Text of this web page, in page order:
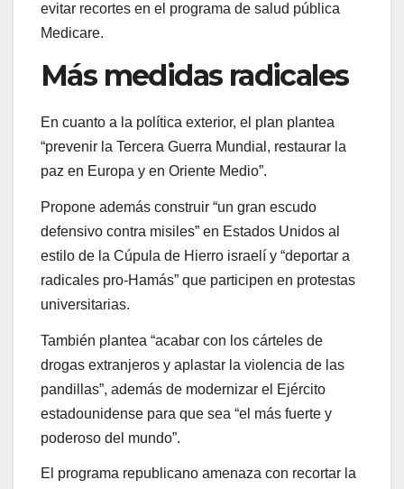
evitar recortes en el programa de salud pública
Medicare.
Más medidas radicales
En cuanto a la política exterior, el plan plantea
“prevenir la Tercera Guerra Mundial, restaurar la
paz en Europa y en Oriente Medio”.
Propone además construir “un gran escudo
defensivo contra misiles” en Estados Unidos al
estilo de la Cúpula de Hierro israelí y “deportar a
radicales pro-Hamás” que participen en protestas
universitarias.
También plantea “acabar con los cárteles de
drogas extranjeros y aplastar la violencia de las
pandillas”, además de modernizar el Ejército
estadounidense para que sea “el más fuerte y
poderoso del mundo”.
El programa republicano amenaza con recortar la